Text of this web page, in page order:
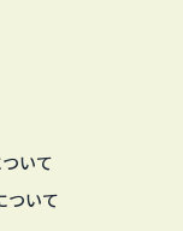
いて
ついて